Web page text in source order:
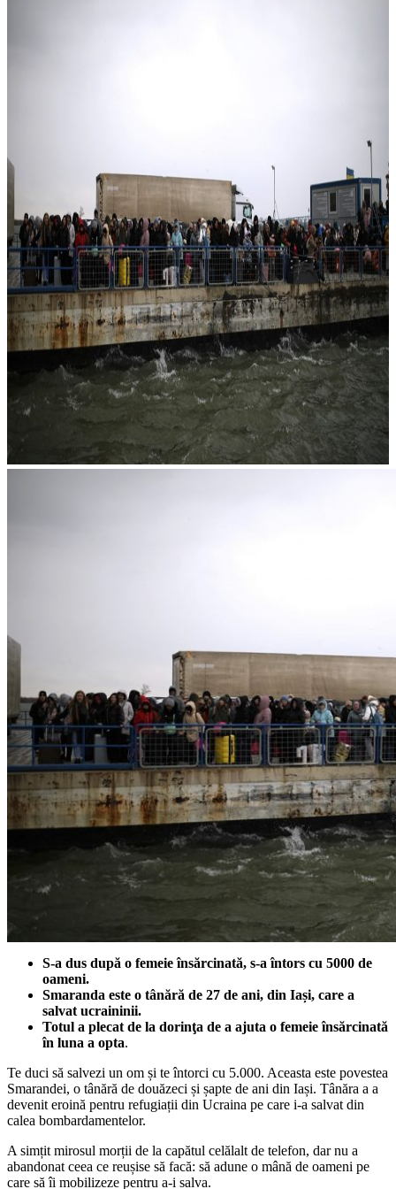
S-a dus după o femeie însărcinată, s-a întors cu 5000 de
oameni.
Smaranda este o tânără de 27 de ani, din Iași, care a
salvat ucraininii.
Totul a plecat de la dorinţa de a ajuta o femeie însărcinată
în luna a opta.
Te duci să salvezi un om și te întorci cu 5.000. Aceasta este povestea
Smarandei, o tânără de douăzeci și șapte de ani din Iași. Tânăra a a
devenit eroină pentru refugiații din Ucraina pe care i-a salvat din
calea bombardamentelor.
A simțit mirosul morții de la capătul celălalt de telefon, dar nu a
abandonat ceea ce reușise să facă: să adune o mână de oameni pe
care să îi mobilizeze pentru a-i salva.